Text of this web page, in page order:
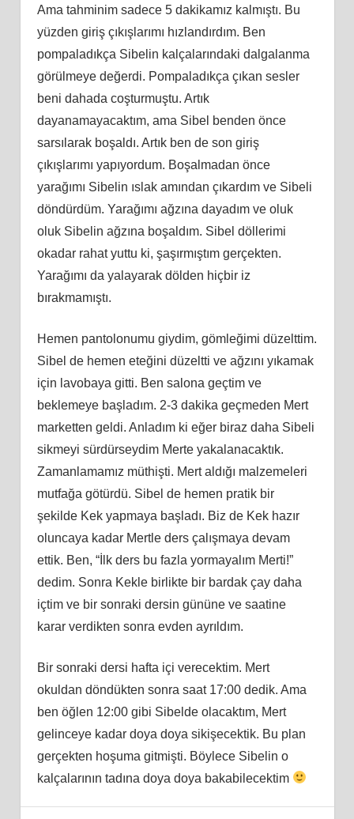
Ama tahminim sadece 5 dakikamız kalmıştı. Bu
yüzden giriş çıkışlarımı hızlandırdım. Ben
pompaladıkça Sibelin kalçalarındaki dalgalanma
görülmeye değerdi. Pompaladıkça çıkan sesler
beni dahada coşturmuştu. Artık
dayanamayacaktım, ama Sibel benden önce
sarsılarak boşaldı. Artık ben de son giriş
çıkışlarımı yapıyordum. Boşalmadan önce
yarağımı Sibelin ıslak amından çıkardım ve Sibeli
döndürdüm. Yarağımı ağzına dayadım ve oluk
oluk Sibelin ağzına boşaldım. Sibel döllerimi
okadar rahat yuttu ki, şaşırmıştım gerçekten.
Yarağımı da yalayarak dölden hiçbir iz
bırakmamıştı.
Hemen pantolonumu giydim, gömleğimi düzelttim.
Sibel de hemen eteğini düzeltti ve ağzını yıkamak
için lavobaya gitti. Ben salona geçtim ve
beklemeye başladım. 2-3 dakika geçmeden Mert
marketten geldi. Anladım ki eğer biraz daha Sibeli
sikmeyi sürdürseydim Merte yakalanacaktık.
Zamanlamamız müthişti. Mert aldığı malzemeleri
mutfağa götürdü. Sibel de hemen pratik bir
şekilde Kek yapmaya başladı. Biz de Kek hazır
oluncaya kadar Mertle ders çalışmaya devam
ettik. Ben, “İlk ders bu fazla yormayalım Merti!”
dedim. Sonra Kekle birlikte bir bardak çay daha
içtim ve bir sonraki dersin gününe ve saatine
karar verdikten sonra evden ayrıldım.
Bir sonraki dersi hafta içi verecektim. Mert
okuldan döndükten sonra saat 17:00 dedik. Ama
ben öğlen 12:00 gibi Sibelde olacaktım, Mert
gelinceye kadar doya doya sikişecektik. Bu plan
gerçekten hoşuma gitmişti. Böylece Sibelin o
kalçalarının tadına doya doya bakabilecektim